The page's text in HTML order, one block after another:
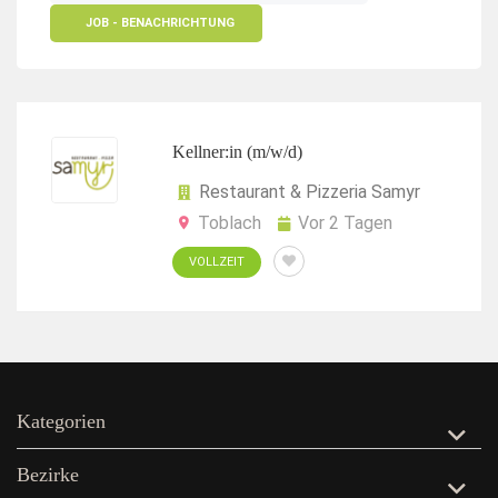
JOB - BENACHRICHTUNG
Kellner:in (m/w/d)
Restaurant & Pizzeria Samyr
Toblach
Vor 2 Tagen
VOLLZEIT
Kategorien
Bezirke